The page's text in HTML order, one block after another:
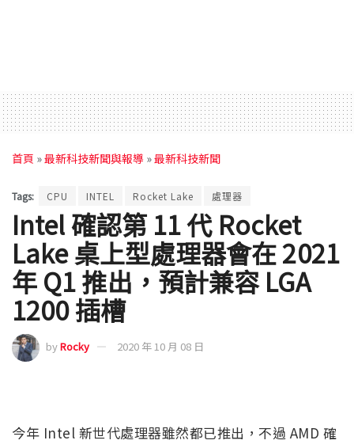
首頁 »最新科技新聞與報導 »最新科技新聞
Tags: CPU INTEL Rocket Lake 處理器
Intel 確認第 11 代 Rocket
Lake 桌上型處理器會在 2021
年 Q1 推出，預計兼容 LGA
1200 插槽
byRocky 2020 年 10 月 08 日
今年 Intel 新世代處理器雖然都已推出，不過 AMD 確